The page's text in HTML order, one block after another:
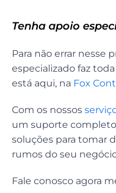
Tenha apoio
Para não errar nesse
especializado faz
está aqui, na Fox
Com os nossos
um suporte
soluções para tomar
rumos do seu
Fale conosco agora